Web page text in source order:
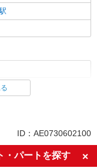
ID：AE0730602100
・パートを探す